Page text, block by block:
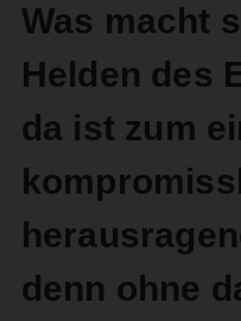
Was macht
Helden des
da ist zum
denn ohne